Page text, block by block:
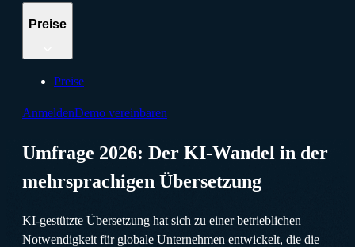
Preise
Preise
AnmeldenDemo vereinbaren
Umfrage 2026: Der KI-Wandel in der
mehrsprachigen Übersetzung
KI-gestützte Übersetzung hat sich zu einer betrieblichen
Notwendigkeit für globale Unternehmen entwickelt, die die